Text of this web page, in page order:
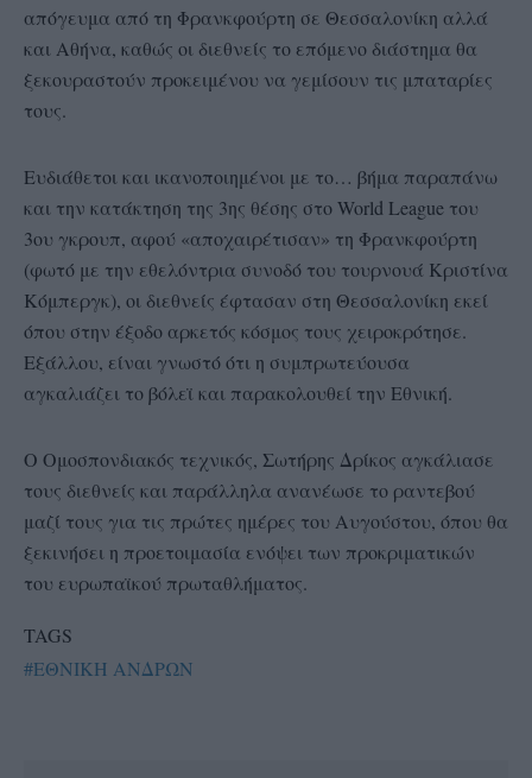
απόγευμα από τη Φρανκφούρτη σε Θεσσαλονίκη αλλά
και Αθήνα, καθώς οι διεθνείς το επόμενο διάστημα θα
ξεκουραστούν προκειμένου να γεμίσουν τις μπαταρίες
τους.
Ευδιάθετοι και ικανοποιημένοι με το… βήμα παραπάνω
και την κατάκτηση της 3ης θέσης στο World League του
3ου γκρουπ, αφού «αποχαιρέτισαν» τη Φρανκφούρτη
(φωτό με την εθελόντρια συνοδό του τουρνουά Κριστίνα
Κόμπεργκ), οι διεθνείς έφτασαν στη Θεσσαλονίκη εκεί
όπου στην έξοδο αρκετός κόσμος τους χειροκρότησε.
Εξάλλου, είναι γνωστό ότι η συμπρωτεύουσα
αγκαλιάζει το βόλεϊ και παρακολουθεί την Εθνική.
Ο Ομοσπονδιακός τεχνικός, Σωτήρης Δρίκος αγκάλιασε
τους διεθνείς και παράλληλα ανανέωσε το ραντεβού
μαζί τους για τις πρώτες ημέρες του Αυγούστου, όπου θα
ξεκινήσει η προετοιμασία ενόψει των προκριματικών
του ευρωπαϊκού πρωταθλήματος.
TAGS
#ΕΘΝΙΚΗ ΑΝΔΡΩΝ